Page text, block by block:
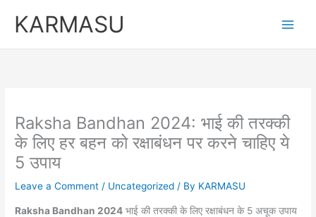
KARMASU
Raksha Bandhan 2024: भाई की तरक्की
के लिए हर बहन को रक्षाबंधन पर करने चाहिए ये
5 उपाय
Leave a Comment / Uncategorized / By KARMASU
Raksha Bandhan 2024 भाई की तरक्की के लिए रक्षाबंधन के 5 अचूक उपाय